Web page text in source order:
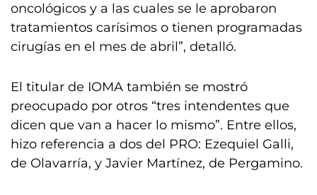
oncológicos y a las cuales se le aprobaron
tratamientos carísimos o tienen programadas
cirugías en el mes de abril”, detalló.
El titular de IOMA también se mostró
preocupado por otros “tres intendentes que
dicen que van a hacer lo mismo”. Entre ellos,
hizo referencia a dos del PRO: Ezequiel Galli,
de Olavarría, y Javier Martínez, de Pergamino.